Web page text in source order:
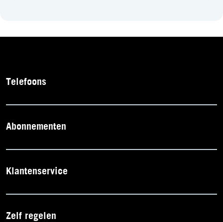
Telefoons
Abonnementen
Klantenservice
Zelf regelen